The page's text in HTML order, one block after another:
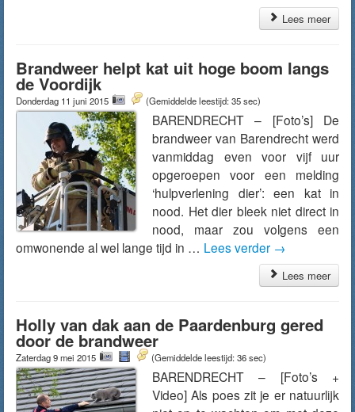
Lees meer
Brandweer helpt kat uit hoge boom langs
de Voordijk
Donderdag 11 juni 2015 (Gemiddelde leestijd: 35 sec)
BARENDRECHT – [Foto’s] De
brandweer van Barendrecht werd
vanmiddag even voor vijf uur
opgeroepen voor een melding
‘hulpverlening dier’: een kat in
nood. Het dier bleek niet direct in
nood, maar zou volgens een
omwonende al wel lange tijd in … Lees verder →
Lees meer
Holly van dak aan de Paardenburg gered
door de brandweer
Zaterdag 9 mei 2015 (Gemiddelde leestijd: 36 sec)
BARENDRECHT – [Foto’s +
Video] Als poes zit je er natuurlijk